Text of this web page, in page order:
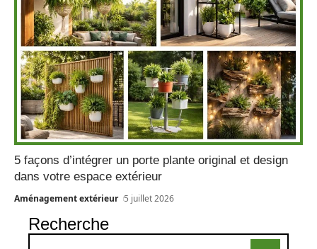
5 façons d’intégrer un porte plante original et design
dans votre espace extérieur
Aménagement extérieur 5 juillet 2026
Recherche